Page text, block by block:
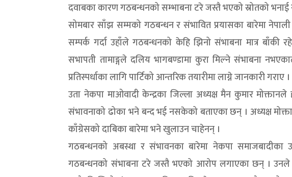
दवाबका कारण गठबन्धनको सम्भाबना टरे जस्तै भएको स्रोतको भनाई
सोमबार साँझ सम्मको गठबन्धन र संभावित प्रयासका बारेमा
सम्पर्क गर्दा उहाँले गठबन्धनको केहि झिनो संभाबना मात्र
सभापती तामाङ्गले दलिय भागबण्डामा कुरा मिल्ने संभाबना
प्रतिस्पर्धाका लागि पार्टिको आन्तरिक तयारीमा लाग्ने जानकारी गराए ।
उता नेकपा माओवादी केन्द्रका जिल्ला अध्यक्ष मैन कुमार
संभावनाको ढोका भने बन्द भई नसकेको बताएका छन् । अध्यक्ष
काँग्रेसको दाबिका बारेमा भने खुलाउन चाहेनन् ।
गठबन्धनको अबस्था र संभावनका बारेमा नेकपा
गठबन्धनको संभाबना टरे जस्तै भएको आरोप लगाएका छन् ।